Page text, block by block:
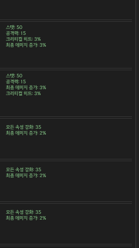
스탯: 50
공격력: 15
크리티컬 히트: 3%
최종 데미지 증가: 3%
스탯: 50
공격력: 15
최종 데미지 증가: 3%
크리티컬 히트: 3%
모든 속성 강화: 35
최종 데미지 증가: 2%
모든 속성 강화: 35
최종 데미지 증가: 2%
모든 속성 강화: 35
최종 데미지 증가: 2%